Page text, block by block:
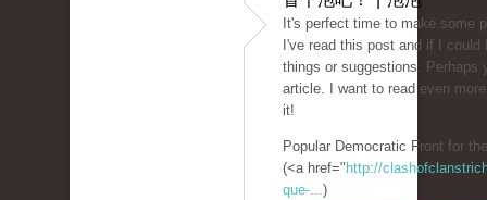
It's perfect time to make some
I've read this post and if I
things or suggestions. Perhaps
article. I want to read even
it!
Popular Democratic Front for
(<a href=" http://
que-...)